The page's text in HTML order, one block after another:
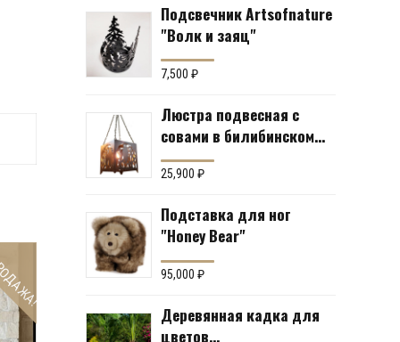
Подсвечник Artsofnature
"Волк и заяц"
7,500 ₽
Люстра подвесная с
совами в билибинском
стиле
25,900 ₽
Подставка для ног
"Honey Bear"
95,000 ₽
Деревянная кадка для
цветов